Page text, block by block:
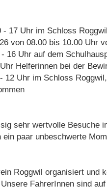
17 Uhr im Schloss
von 08.00 bis 10.00 Uhr
16 Uhr auf dem
Helferinnen bei der
12 Uhr im Schloss
sehr wertvolle Besuche
paar unbeschwerte
Roggwil organisiert und
FahrerInnen sind